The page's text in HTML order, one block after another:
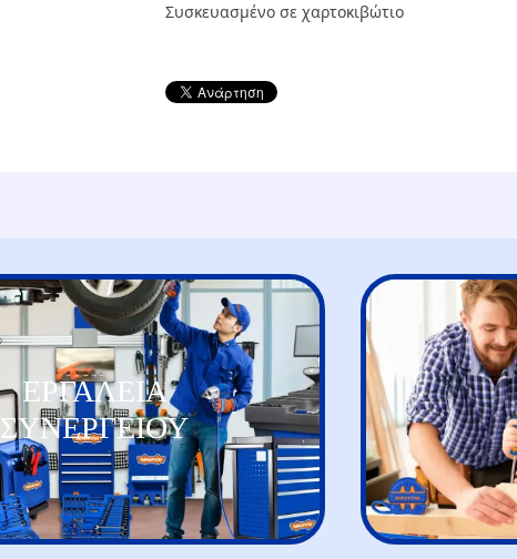
Συσκευασμένο σε χαρτοκιβώτιο
ΕΡΓΑΛΕΙΑ
ΣΥΝΕΡΓΕΙΟΥ